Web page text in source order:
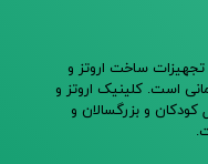
ساخت اروتز و
است. کلینیک اروتز و
کودکان و بزرگسالان و